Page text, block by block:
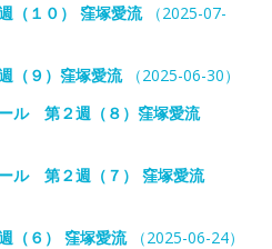
（１０） 窪塚愛流（2025-07-
（９）窪塚愛流（2025-06-30）
ール 第２週（８）窪塚愛流
ール 第２週（７） 窪塚愛流
（６） 窪塚愛流（2025-06-24）